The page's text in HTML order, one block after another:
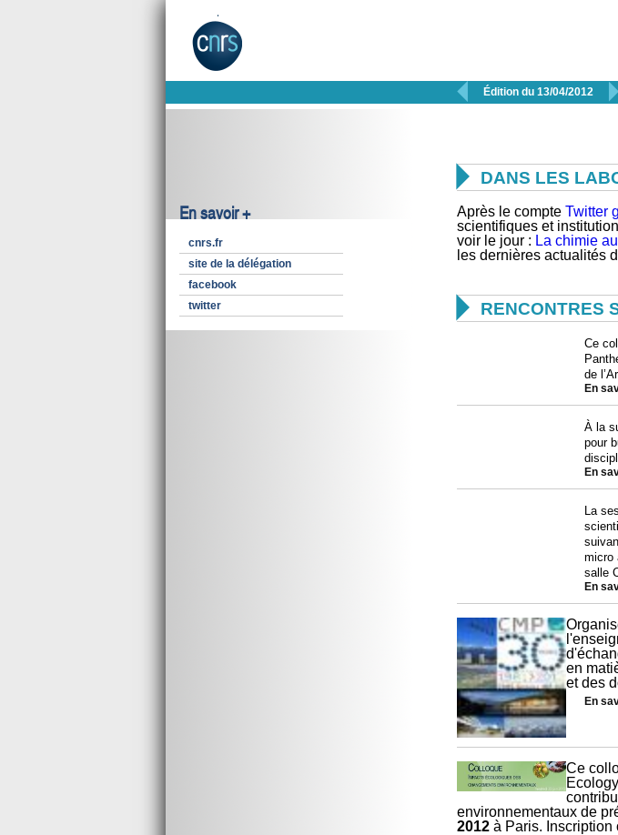
 Édition du 13/04/2012 
En savoir +
cnrs.fr
site de la délégation
facebook
twitter
 DANS LES
Après le compte Twitter
scientifiques et
voir le jour : La chimie
les dernières actualités
 RENCONTRES
Ce
de
En
À la
pour
En
La
micro
salle
En
en
et des
En
Ce
environnementaux de
2012 à Paris.